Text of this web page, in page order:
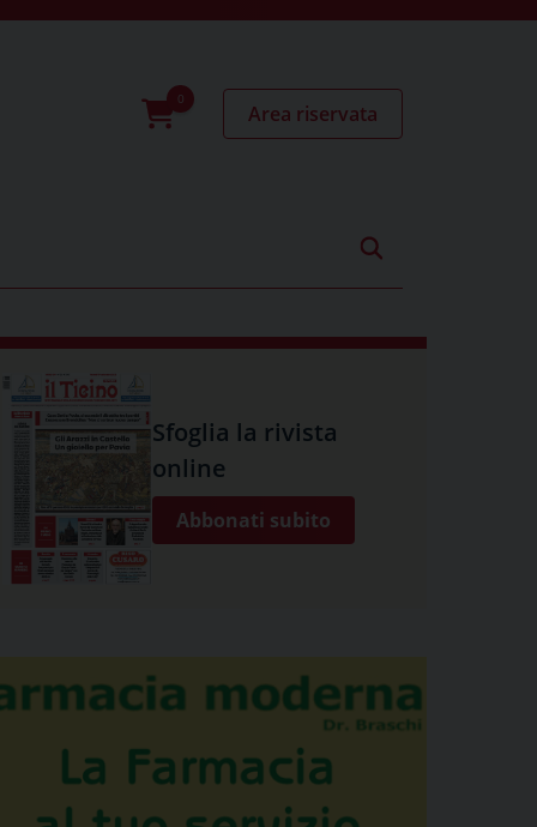
0
Area riservata
Sfoglia la rivista
online
Abbonati subito